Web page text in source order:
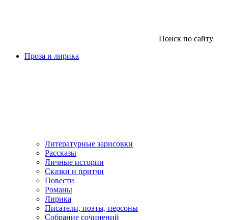
Поиск по сайту
Проза и лирика
Литературные зарисовки
Рассказы
Личные истории
Сказки и притчи
Повести
Романы
Лирика
Писатели, поэты, персоны
Собрание сочинений